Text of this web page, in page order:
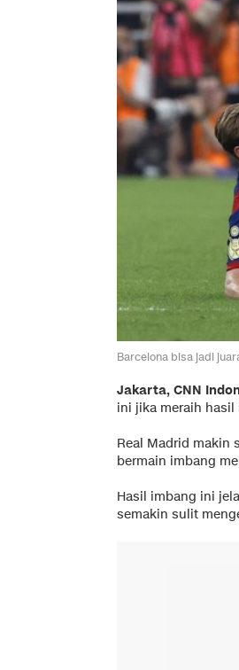
Barcelona bisa jadi
Jakarta, CNN
ini jika meraih hasil
Real Madrid makin
bermain imbang
Hasil imbang ini
semakin sulit